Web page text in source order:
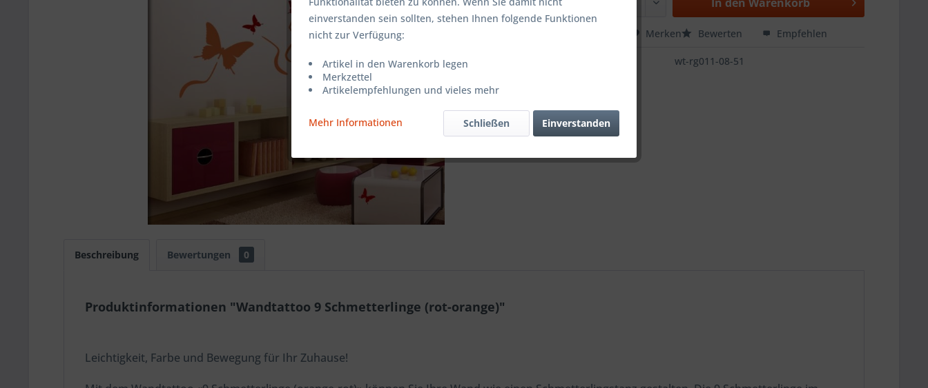
Merken Bewerten Empfehlen
wt-rg011-08-51
Beschreibung Bewertungen 0
Produktinformationen "Wandtattoo 9 Schmetterlinge (rot-orange)"
Leichtigkeit, Farbe und Bewegung für Ihr Zuhause!
einverstanden sein sollten, stehen Ihnen folgende Funktionen
nicht zur Verfügung:
Artikel in den Warenkorb legen
Merkzettel
Artikelempfehlungen und vieles mehr
Mehr Informationen Einverstanden
Schließen